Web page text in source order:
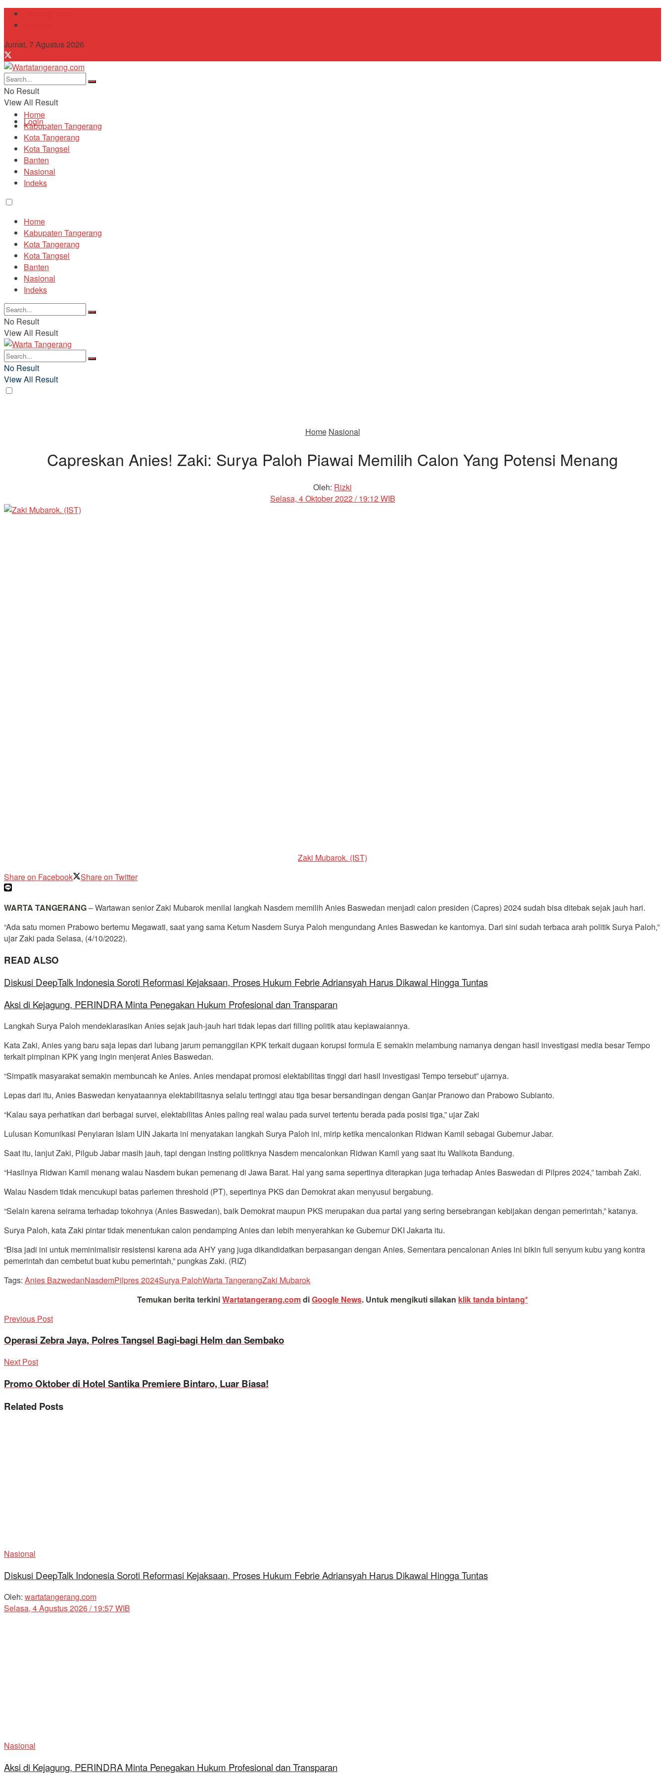
Jumat, 7 Agustus 2026
No Result
View All Result
Login
Home
Kabupaten Tangerang
Kota Tangerang
Kota Tangsel
Banten
Nasional
Indeks
Home
Kabupaten Tangerang
Kota Tangerang
Kota Tangsel
Banten
Nasional
Indeks
No Result
View All Result
No Result
View All Result
Home Nasional
Capreskan Anies! Zaki: Surya Paloh Piawai Memilih Calon Yang Potensi Menang
Oleh: Rizki
Selasa, 4 Oktober 2022 / 19:12 WIB
Zaki Mubarok. (IST)
Share on Facebook
Share on Twitter
WARTA TANGERANG– Wartawan senior Zaki Mubarok menilai langkah Nasdem memilih Anies Baswedan menjadi calon presiden (Capres) 2024 sudah bisa ditebak sejak jauh hari.
“Ada satu momen Prabowo bertemu Megawati, saat yang sama Ketum Nasdem Surya Paloh mengundang Anies Baswedan ke kantornya. Dari sini sudah terbaca arah politik Surya Paloh,”
ujar Zaki pada Selasa, (4/10/2022).
READ ALSO
Diskusi DeepTalk Indonesia Soroti Reformasi Kejaksaan, Proses Hukum Febrie Adriansyah Harus Dikawal Hingga Tuntas
Aksi di Kejagung, PERINDRA Minta Penegakan Hukum Profesional dan Transparan
Langkah Surya Paloh mendeklarasikan Anies sejak jauh-jauh hari tidak lepas dari filling politik atau kepiawaiannya.
Kata Zaki, Anies yang baru saja lepas dari lubang jarum pemanggilan KPK terkait dugaan korupsi formula E semakin melambung namanya dengan hasil investigasi media besar Tempo
terkait pimpinan KPK yang ingin menjerat Anies Baswedan.
“Simpatik masyarakat semakin membuncah ke Anies. Anies mendapat promosi elektabilitas tinggi dari hasil investigasi Tempo tersebut” ujarnya.
Lepas dari itu, Anies Baswedan kenyataannya elektabilitasnya selalu tertinggi atau tiga besar bersandingan dengan Ganjar Pranowo dan Prabowo Subianto.
“Kalau saya perhatikan dari berbagai survei, elektabilitas Anies paling real walau pada survei tertentu berada pada posisi tiga,” ujar Zaki
Lulusan Komunikasi Penyiaran Islam UIN Jakarta ini menyatakan langkah Surya Paloh ini, mirip ketika mencalonkan Ridwan Kamil sebagai Gubernur Jabar.
Saat itu, lanjut Zaki, Pilgub Jabar masih jauh, tapi dengan insting politiknya Nasdem mencalonkan Ridwan Kamil yang saat itu Walikota Bandung.
“Hasilnya Ridwan Kamil menang walau Nasdem bukan pemenang di Jawa Barat. Hal yang sama sepertinya diterapkan juga terhadap Anies Baswedan di Pilpres 2024,” tambah Zaki.
Walau Nasdem tidak mencukupi batas parlemen threshold (PT), sepertinya PKS dan Demokrat akan menyusul bergabung.
“Selain karena seirama terhadap tokohnya (Anies Baswedan), baik Demokrat maupun PKS merupakan dua partai yang sering bersebrangan kebijakan dengan pemerintah,” katanya.
Surya Paloh, kata Zaki pintar tidak menentukan calon pendamping Anies dan lebih menyerahkan ke Gubernur DKI Jakarta itu.
“Bisa jadi ini untuk meminimalisir resistensi karena ada AHY yang juga dikandidatkan berpasangan dengan Anies. Sementara pencalonan Anies ini bikin full senyum kubu yang kontra
pemerintah dan cembetut buat kubu pemerintah,” pungkas Zaki. (RIZ)
Tags: Anies BazwedanNasdemPilpres 2024Surya PalohWarta TangerangZaki Mubarok
Temukan berita terkiniWartatangerang.comdiGoogle News. Untuk mengikuti silakan klik tanda bintang*
Previous Post
Operasi Zebra Jaya, Polres Tangsel Bagi-bagi Helm dan Sembako
Next Post
Promo Oktober di Hotel Santika Premiere Bintaro, Luar Biasa!
Related Posts
Nasional
Diskusi DeepTalk Indonesia Soroti Reformasi Kejaksaan, Proses Hukum Febrie Adriansyah Harus Dikawal Hingga Tuntas
Oleh: wartatangerang.com
Selasa, 4 Agustus 2026 / 19:57 WIB
Nasional
Aksi di Kejagung, PERINDRA Minta Penegakan Hukum Profesional dan Transparan